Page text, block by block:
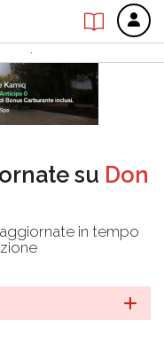
su Don
aggiornate in tempo